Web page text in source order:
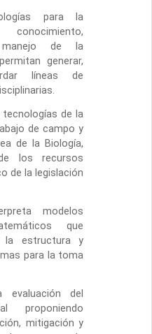
para la
manejo de la
generar,
líneas de
de la
de campo y
de la Biología,
los recursos
de la legislación
modelos
que
la estructura y
para la toma
del
proponiendo
mitigación y